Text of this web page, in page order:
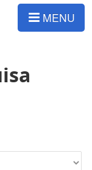
MENU